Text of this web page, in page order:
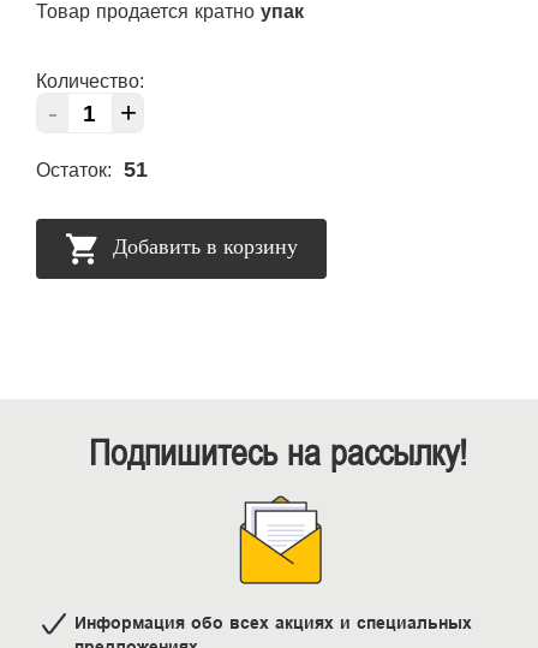
Товар продается кратно упак
Количество:
- +
Остаток: 51
Добавить в корзину
Подпишитесь на рассылку!
Информация обо всех акциях и специальных